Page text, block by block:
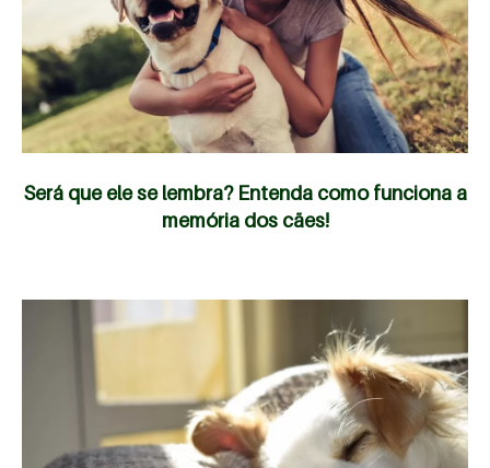
Será que ele se lembra? Entenda como funciona a
memória dos cães!